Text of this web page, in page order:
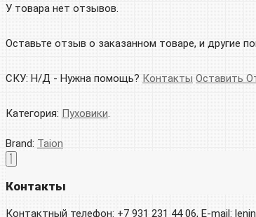
У товара нет отзывов.
Оставьте отзыв о заказанном товаре, и другие
СКУ: Н/Д - Нужна помощь? Контакты Оставить
Категория: Пуховики.
Brand: Taion
Контакты
Контактный телефон: +7 931 231 44 06, E-mail: